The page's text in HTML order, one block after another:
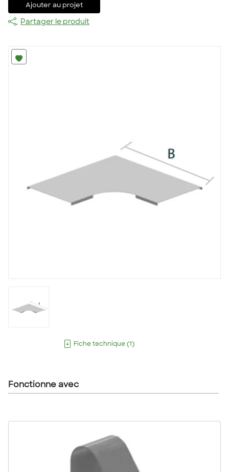
Ajouter au projet
Partager le produit
Fiche technique (1 )
Fonctionne avec